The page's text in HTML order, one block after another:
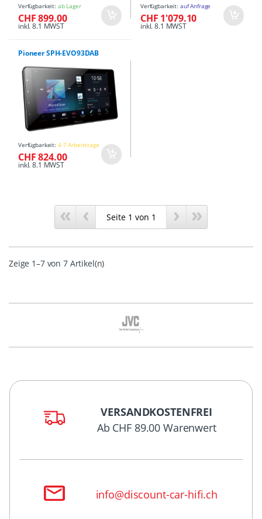
Verfügbarkeit: ab Lager
CHF 899.00
inkl. 8.1 MWST
Verfügbarkeit: auf Anfrage
CHF 1'079.10
inkl. 8.1 MWST
Pioneer SPH-EVO93DAB
Verfügbarkeit: 4-7 Arbeitstage
CHF 824.00
inkl. 8.1 MWST
« ‹ › »
Zeige 1–7 von 7 Artikel(n)
VERSANDKOSTENFREI
Ab CHF 89.00 Warenwert
info@discount-car-hifi.ch